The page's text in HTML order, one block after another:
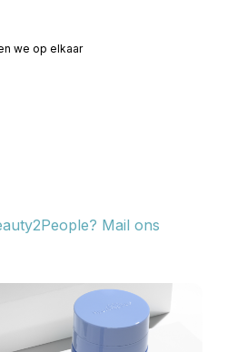
we op elkaar
Mail ons